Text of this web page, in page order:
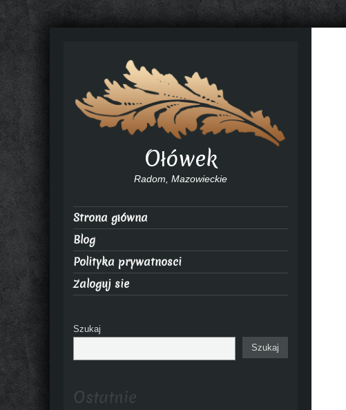
Ołówek
Radom, Mazowieckie
Strona główna
Blog
Polityka prywatnosci
Zaloguj sie
Szukaj
Szukaj
Ostatnie